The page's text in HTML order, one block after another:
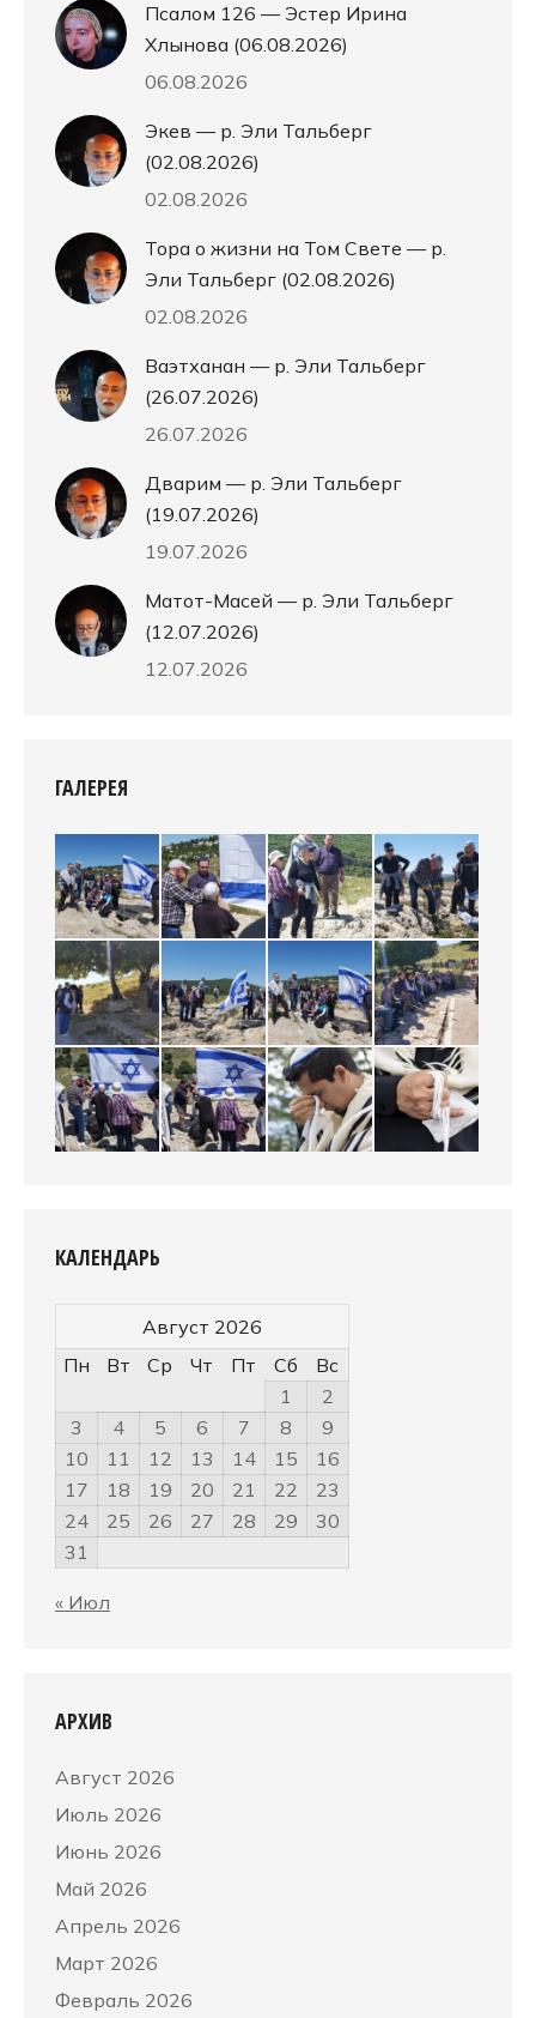
Псалом 126 — Эстер Ирина
Хлынова (06.08.2026)
06.08.2026
Экев — р. Эли Тальберг
(02.08.2026)
02.08.2026
Тора о жизни на Том Свете — р.
Эли Тальберг (02.08.2026)
02.08.2026
Ваэтханан — р. Эли Тальберг
(26.07.2026)
26.07.2026
Дварим — р. Эли Тальберг
(19.07.2026)
19.07.2026
Матот-Масей — р. Эли Тальберг
(12.07.2026)
12.07.2026
ГАЛЕРЕЯ
КАЛЕНДАРЬ
Август 2026
Пн
Вт Ср Чт Пт Сб
Вс
1
2
3
4 5 6 7 8
9
10
11 12 13 14 15
16
17
18 19 20 21 22
23
24
25 26 27 28 29
30
31
« Июл
АРХИВ
Август 2026
Июль 2026
Июнь 2026
Май 2026
Апрель 2026
Март 2026
Февраль 2026